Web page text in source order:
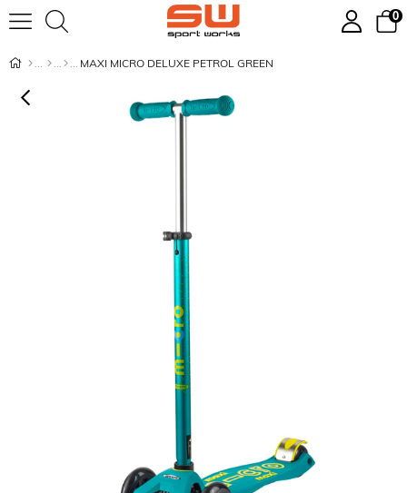
0
MAXI MICRO DELUXE PETROL GREEN